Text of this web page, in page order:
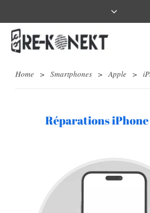
Home > Smartphones > Apple >
Réparations iPhone